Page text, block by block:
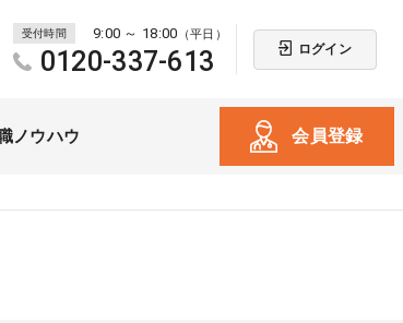
受付時間 9:00 ～ 18:00 （平日）
0120-337-613 ログイン
ノウハウ 会員登録